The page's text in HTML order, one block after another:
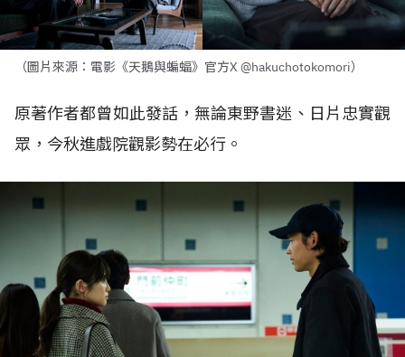
（圖片來源：電影《天鵝與蝙蝠》官方X @hakuchotokomori）
原著作者都曾如此發話，無論東野書迷、日片忠實觀
眾，今秋進戲院觀影勢在必行。